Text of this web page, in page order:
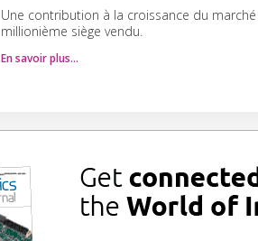
Une contribution à la croissance du
millionième siège vendu.
En savoir plus…